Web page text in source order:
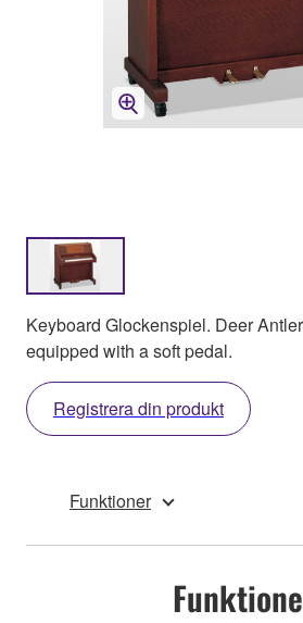
Keyboard Glockenspiel. Deer
equipped with a soft pedal.
Registrera din produkt
Funktioner